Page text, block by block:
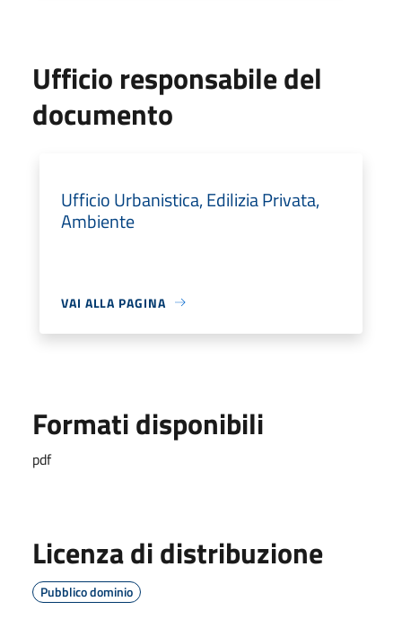
Ufficio responsabile del
documento
Ufficio Urbanistica, Edilizia Privata,
Ambiente
VAI ALLA PAGINA
Formati disponibili
pdf
Licenza di distribuzione
Pubblico dominio